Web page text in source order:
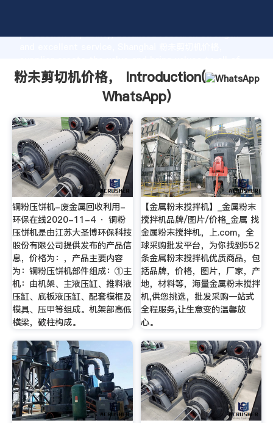
production capability, advanced research strength
customers.
粉未剪切机价格， Introduction(
WhatsApp)
铜粉压饼机-废金属回收利用-
环保在线2020-11-4 · 铜粉
压饼机是由江苏大圣博环保科技
股份有限公司提供发布的产品信
息，价格为：，产品主要内容
为：铜粉压饼机部件组成：①主
机：由机架、主液压缸、推料液
压缸、底板液压缸、配套模框及
模具、压甲等组成。机架部高低
横梁，破柱构成。
【金属粉末搅拌机】_金属粉末
搅拌机品牌/图片/价格_金属 找
金属粉末搅拌机，上.com，全
球采购批发平台，为你找到552
条金属粉末搅拌机优质商品，包
括品牌，价格，图片，厂家，产
地，材料等，海量金属粉末搅拌
机,供您挑选，批发采购一站式
全程服务,让生意变的温馨放
心。